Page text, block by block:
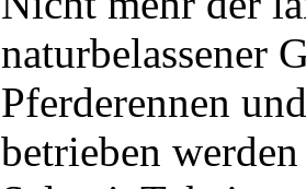
naturbelassener
Pferderennen
betrieben